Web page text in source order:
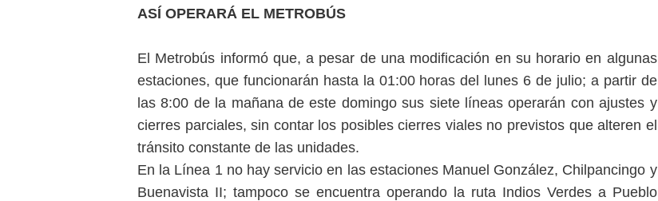
ASÍ OPERARÁ EL METROBÚS
El Metrobús informó que, a pesar de una modificación en su horario en algunas
estaciones, que funcionarán hasta la 01:00 horas del lunes 6 de julio; a partir de
las 8:00 de la mañana de este domingo sus siete líneas operarán con ajustes y
cierres parciales, sin contar los posibles cierres viales no previstos que alteren el
tránsito constante de las unidades.
En la Línea 1 no hay servicio en las estaciones Manuel González, Chilpancingo y
Buenavista II; tampoco se encuentra operando la ruta Indios Verdes a Pueblo